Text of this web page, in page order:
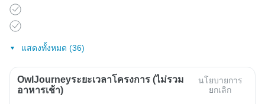
แสดงทั้งหมด (36)
OwlJourneyระยะเวลาโครงการ (ไม่รวม
อาหารเช้า)
นโยบายการ
ยกเลิก